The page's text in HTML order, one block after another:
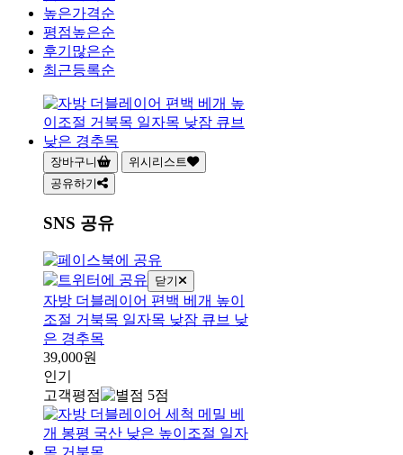
높은가격순
평점높은순
후기많은순
최근등록순
장바구니
위시리스트
공유하기
SNS 공유
닫기
자방 더블레이어 편백 베개 높이
조절 거북목 일자목 낮잠 큐브 낮
은 경추목
39,000원
인기
고객평점